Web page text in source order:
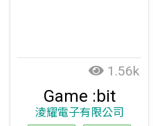
1.56k
Game :bit
淩耀電子有限公司